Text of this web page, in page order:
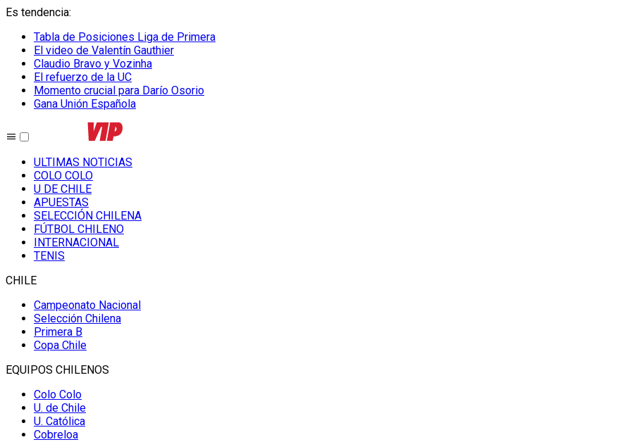
Es tendencia:
Tabla de Posiciones Liga de Primera
El video de Valentín Gauthier
Claudio Bravo y Vozinha
El refuerzo de la UC
Momento crucial para Darío Osorio
Gana Unión Española
ULTIMAS NOTICIAS
COLO COLO
U DE CHILE
APUESTAS
SELECCIÓN CHILENA
FÚTBOL CHILENO
INTERNACIONAL
TENIS
CHILE
Campeonato Nacional
Selección Chilena
Primera B
Copa Chile
EQUIPOS CHILENOS
Colo Colo
U. de Chile
U. Católica
Cobreloa